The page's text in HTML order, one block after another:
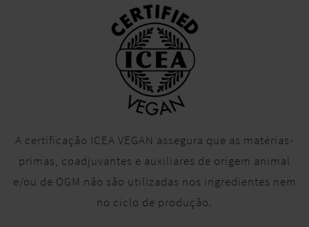
A certificação ICEA VEGAN assegura que as matérias-
primas, coadjuvantes e auxiliares de origem animal
e/ou de OGM não são utilizadas nos ingredientes nem
no ciclo de produção.